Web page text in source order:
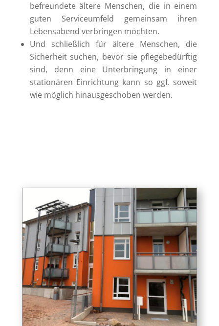
befreundete ältere Menschen, die in einem
guten Serviceumfeld gemeinsam ihren
Lebensabend verbringen möchten.
Und schließlich für ältere Menschen, die
Sicherheit suchen, bevor sie pflegebedürftig
sind, denn eine Unterbringung in einer
stationären Einrichtung kann so ggf. soweit
wie möglich hinausgeschoben werden.